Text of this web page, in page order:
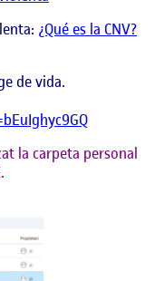
¿Qué es la CNV?
de vida.
la carpeta personal